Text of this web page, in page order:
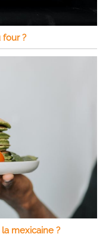
four ?
mexicaine ?